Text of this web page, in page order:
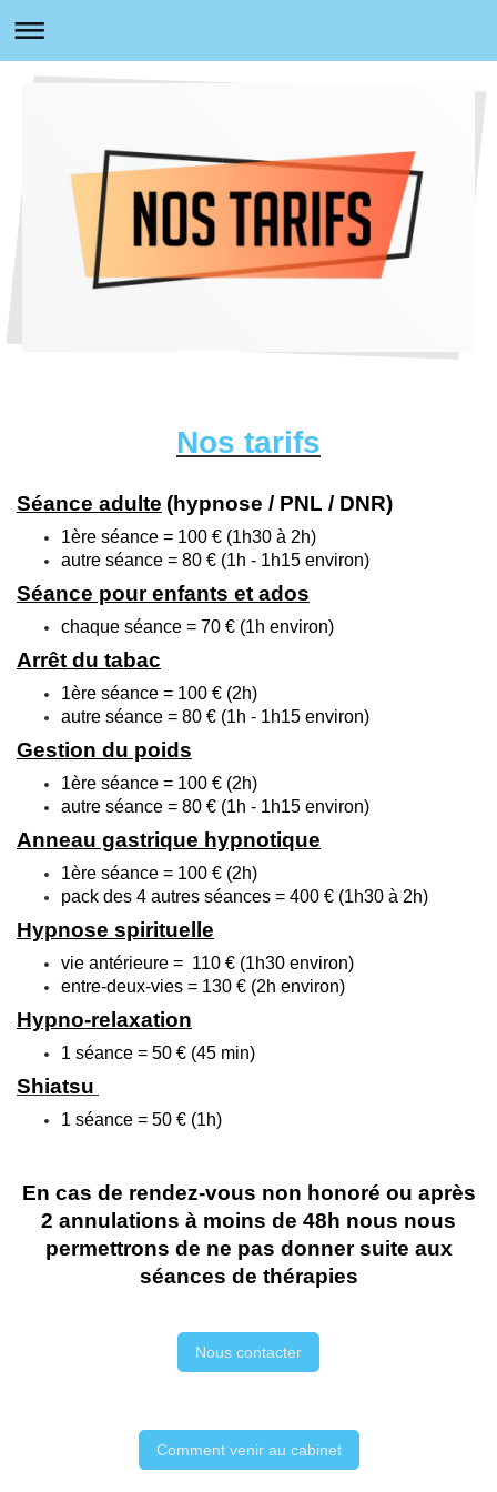
Nos tarifs
Séance adulte (hypnose / PNL / DNR)
1ère séance = 100 € (1h30 à 2h)
autre séance = 80 € (1h - 1h15 environ)
Séance pour enfants et ados
chaque séance = 70 € (1h environ)
Arrêt du tabac
1ère séance = 100 € (2h)
autre séance = 80 € (1h - 1h15 environ)
Gestion du poids
1ère séance = 100 € (2h)
autre séance = 80 € (1h - 1h15 environ)
Anneau gastrique hypnotique
1ère séance = 100 € (2h)
pack des 4 autres séances = 400 € (1h30 à 2h)
Hypnose spirituelle
vie antérieure = 110 € (1h30 environ)
entre-deux-vies = 130 € (2h environ)
Hypno-relaxation
1 séance = 50 € (45 min)
Shiatsu
1 séance = 50 € (1h)
En cas de rendez-vous non honoré ou après
2 annulations à moins de 48h nous nous
permettrons de ne pas donner suite aux
séances de thérapies
Nous contacter
Comment venir au cabinet